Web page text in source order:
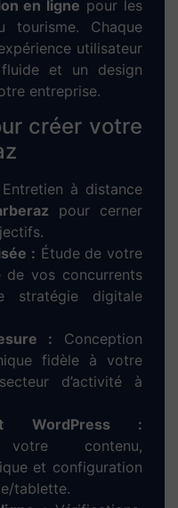
Votre
à
en